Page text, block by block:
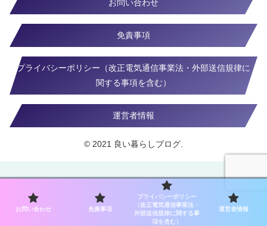
お問い合わせ
免責事項
プライバシーポリシー（改正電気通信事業法・外部送信規律に
関する事項を含む）
運営者情報
© 2021 良い暮らしブログ.
お問い合わせ 免責事項
プライバシーポリシー
（改正電気通信事業法・
外部送信規律に関する事
項を含む）
運営者情報